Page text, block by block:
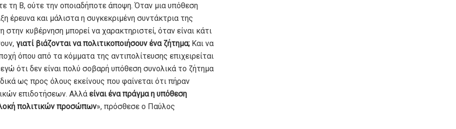
τη Β, ούτε την οποιαδήποτε άποψη. Όταν μια υπόθεση
έρευνα και μάλιστα η συγκεκριμένη συντάκτρια της
κυβέρνηση μπορεί να χαρακτηριστεί, όταν είναι κάτι
γιατί βιάζονται να πολιτικοποιήσουν ένα ζήτημα; Και να
όπου από τα κόμματα της αντιπολίτευσης επιχειρείται
ότι δεν είναι πολύ σοβαρή υπόθεση συνολικά το ζήτημα
ως προς όλους εκείνους που φαίνεται ότι πήραν
επιδοτήσεων. Αλλά είναι ένα πράγμα η υπόθεση
πολιτικών προσώπων», πρόσθεσε ο Παύλος